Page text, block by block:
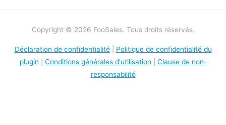
Copyright © 2026 FooSales. Tous droits réservés.
Déclaration de confidentialité| Politique de confidentialité du
plugin
Conditions générales d'utilisation
Clause de non-
responsabilité